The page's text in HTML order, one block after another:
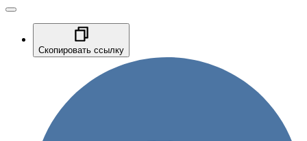
Скопировать ссылку